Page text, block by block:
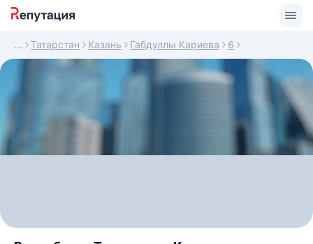
Татарстан Казань Габдуллы Кариева 6